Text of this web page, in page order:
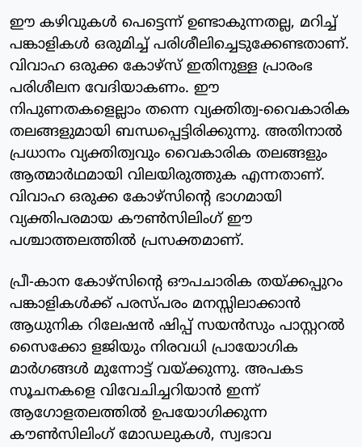
ഈ കഴിവുകൾ പെട്ടെന്ന് ഉണ്ടാകുന്നതല്ല, മറിച്ച്
പങ്കാളികൾ ഒരുമിച്ച് പരിശീലിച്ചെടുക്കേണ്ടതാണ്.
വിവാഹ ഒരുക്ക കോഴ്സ് ഇതിനുള്ള പ്രാരംഭ
പരിശീലന വേദിയാകണം. ഈ
നിപുണതകളെല്ലാം തന്നെ വ്യക്തിത്വ-വൈകാരിക
തലങ്ങളുമായി ബന്ധപ്പെട്ടിരിക്കുന്നു. അതിനാൽ
പ്രധാനം വ്യക്തിത്വവും വൈകാരിക തലങ്ങളും
ആത്മാർഥമായി വിലയിരുത്തുക എന്നതാണ്.
വിവാഹ ഒരുക്ക കോഴ്സിന്റെ ഭാഗമായി
വ്യക്തിപരമായ കൗൺസിലിംഗ് ഈ
പശ്ചാത്തലത്തിൽ പ്രസക്തമാണ്.
പ്രീ-കാന കോഴ്സിന്റെ ഔപചാരിക തയ്ക്കപ്പുറം
പങ്കാളികൾക്ക് പരസ്പരം മനസ്സിലാക്കാൻ
ആധുനിക റിലേഷൻ ഷിപ്പ് സയൻസും പാസ്റ്ററൽ
സൈക്കോ ളജിയും നിരവധി പ്രായോഗിക
മാർഗങ്ങൾ മുന്നോട്ട് വയ്ക്കുന്നു. അപകട
സൂചനകളെ വിവേചിച്ചറിയാൻ ഇന്ന്
ആഗോളതലത്തിൽ ഉപയോഗിക്കുന്ന
കൗൺസിലിംഗ് മോഡലുകൾ, സ്വഭാവ